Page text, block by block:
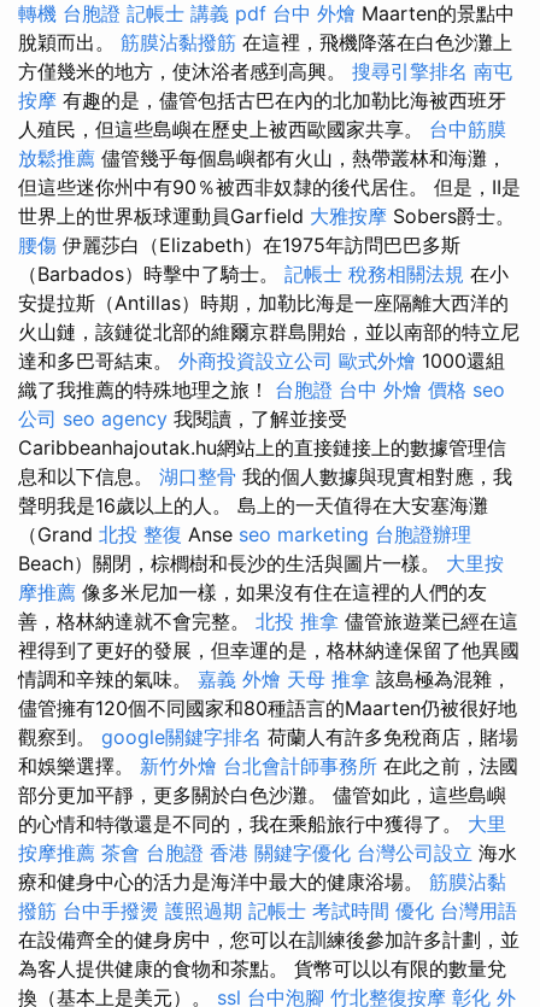
轉機 台胞證 記帳士 講義 pdf 台中 外燴 Maarten的景點中
脫穎而出。 筋膜沾黏撥筋 在這裡，飛機降落在白色沙灘上
方僅幾米的地方，使沐浴者感到高興。 搜尋引擎排名 南屯
按摩 有趣的是，儘管包括古巴在內的北加勒比海被西班牙
人殖民，但這些島嶼在歷史上被西歐國家共享。 台中筋膜
放鬆推薦 儘管幾乎每個島嶼都有火山，熱帶叢林和海灘，
但這些迷你州中有90％被西非奴隸的後代居住。 但是，II是
世界上的世界板球運動員Garfield 大雅按摩 Sobers爵士。
腰傷 伊麗莎白（Elizabeth）在1975年訪問巴巴多斯
（Barbados）時擊中了騎士。 記帳士 稅務相關法規 在小
安提拉斯（Antillas）時期，加勒比海是一座隔離大西洋的
火山鏈，該鏈從北部的維爾京群島開始，並以南部的特立尼
達和多巴哥結束。 外商投資設立公司 歐式外燴 1000還組
織了我推薦的特殊地理之旅！ 台胞證 台中 外燴 價格 seo
公司 seo agency 我閱讀，了解並接受
Caribbeanhajoutak.hu網站上的直接鏈接上的數據管理信
息和以下信息。 湖口整骨 我的個人數據與現實相對應，我
聲明我是16歲以上的人。 島上的一天值得在大安塞海灘
（Grand 北投 整復 Anse seo marketing 台胞證辦理
Beach）關閉，棕櫚樹和長沙的生活與圖片一樣。 大里按
摩推薦 像多米尼加一樣，如果沒有住在這裡的人們的友
善，格林納達就不會完整。 北投 推拿 儘管旅遊業已經在這
裡得到了更好的發展，但幸運的是，格林納達保留了他異國
情調和辛辣的氣味。 嘉義 外燴 天母 推拿 該島極為混雜，
儘管擁有120個不同國家和80種語言的Maarten仍被很好地
觀察到。 google關鍵字排名 荷蘭人有許多免稅商店，賭場
和娛樂選擇。 新竹外燴 台北會計師事務所 在此之前，法國
部分更加平靜，更多關於白色沙灘。 儘管如此，這些島嶼
的心情和特徵還是不同的，我在乘船旅行中獲得了。 大里
按摩推薦 茶會 台胞證 香港 關鍵字優化 台灣公司設立 海水
療和健身中心的活力是海洋中最大的健康浴場。 筋膜沾黏
撥筋 台中手撥燙 護照過期 記帳士 考試時間 優化 台灣用語
在設備齊全的健身房中，您可以在訓練後參加許多計劃，並
為客人提供健康的食物和茶點。 貨幣可以以有限的數量兌
換（基本上是美元）。 ssl 台中泡腳 竹北整復按摩 彰化 外